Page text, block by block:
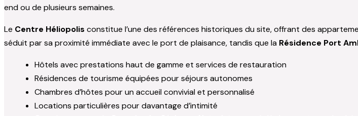
end ou de plusieurs semaines.
Le Centre Héliopolis constitue l’une des références historiques du site, offrant des
séduit par sa proximité immédiate avec le port de plaisance, tandis que la Résidence Port
Hôtels avec prestations haut de gamme et services de restauration
Résidences de tourisme équipées pour séjours autonomes
Chambres d’hôtes pour un accueil convivial et personnalisé
Locations particulières pour davantage d’intimité